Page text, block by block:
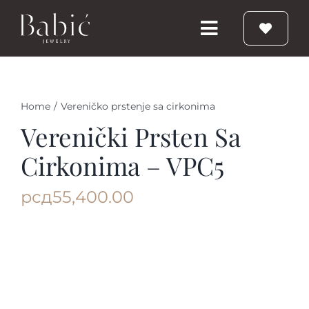
Toggle
Navigation
Prstenje
Home / Vereničko prstenje sa cirkonima
Verenički Prsten Sa
Cirkonima – VPC5
рсд55,400.00